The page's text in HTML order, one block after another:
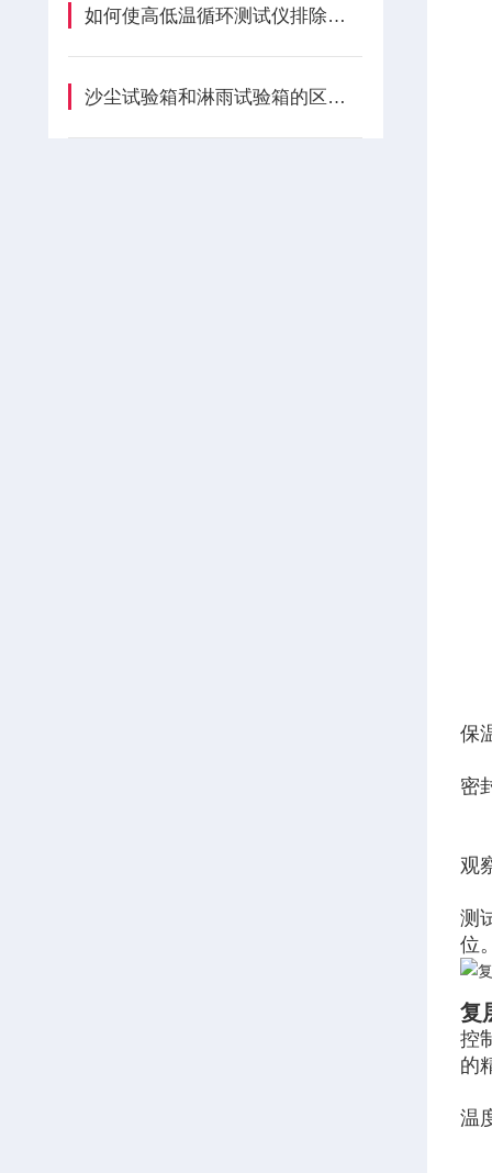
如何使高低温循环测试仪排除报警
沙尘试验箱和淋雨试验箱的区别有哪些？
保
密
观
测
位
复
控
的
温